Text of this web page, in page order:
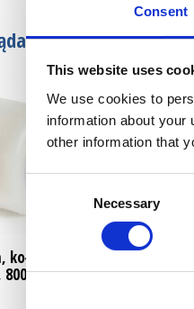
Consent
This website uses
We use cookies to
information about
other information that
Necessary